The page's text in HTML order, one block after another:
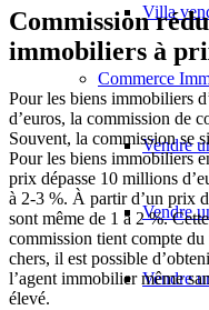
Villa
Commerce
Vendre
Vendre
Vendre
Commission
immobiliers à
Pour les biens immobiliers
d’euros, la commission de
Souvent, la commission se
Pour les biens immobiliers
prix dépasse 10 millions
à 2-3 %. À partir d’un prix
sont même de 1 à 2 %.
commission tient compte
chers, il est possible
l’agent immobilier même
élevé.